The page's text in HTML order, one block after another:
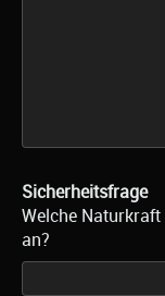
Sicherheitsfrage
Welche
an?